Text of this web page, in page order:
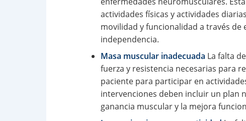
actividades físicas y actividades
movilidad y funcionalidad a través
independencia.
Masa muscular inadecuada La falta
fuerza y resistencia necesarias para
paciente para participar en
intervenciones deben incluir un plan
ganancia muscular y la mejora